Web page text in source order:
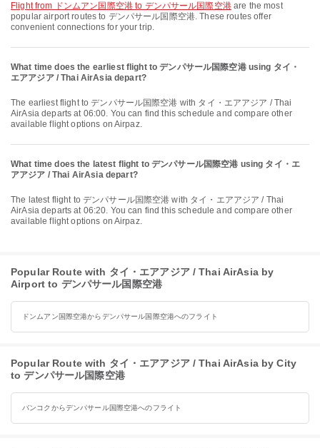
flight from ドンムアン国際空港 to デンパサール国際空港are the most
popular airport routes to デンパサール国際空港. These routes offer
convenient connections for your trip.
What time does the earliest flight to デンパサール国際空港 using タイ・
エアアジア / Thai AirAsia depart?
The earliest flight to デンパサール国際空港 with タイ・エアアジア / Thai
AirAsia departs at 06:00. You can find this schedule and compare other
available flight options on Airpaz.
What time does the latest flight to デンパサール国際空港 using タイ・エ
アアジア / Thai AirAsia depart?
The latest flight to デンパサール国際空港 with タイ・エアアジア / Thai
AirAsia departs at 06:20. You can find this schedule and compare other
available flight options on Airpaz.
Popular Route with タイ・エアアジア / Thai AirAsia by
Airport to デンパサール国際空港
ドンムアン国際空港からデンパサール国際空港へのフライト
Popular Route with タイ・エアアジア / Thai AirAsia by City
to デンパサール国際空港
バンコクからデンパサール国際空港へのフライト